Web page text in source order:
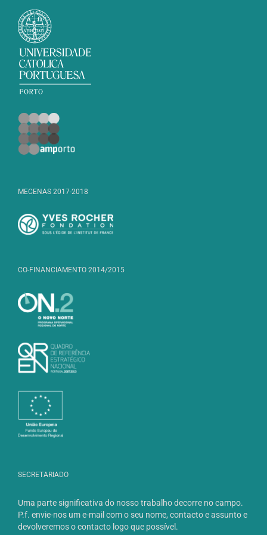
MECENAS 2017-2018
CO-FINANCIAMENTO 2014/2015
SECRETARIADO
Uma parte significativa do nosso trabalho decorre no campo.
P.f. envie-nos um e-mail com o seu nome, contacto e assunto e
devolveremos o contacto logo que possível.